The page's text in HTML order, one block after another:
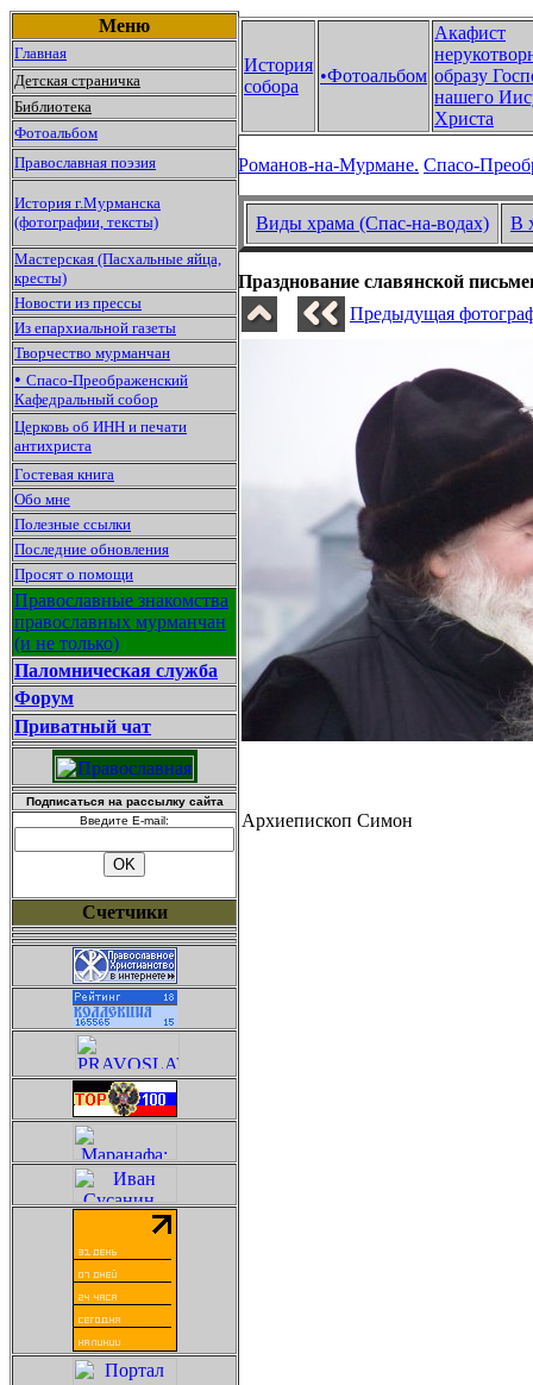
Меню
Главная
Детская страничка
Библиотека
Фотоальбом
Православная поэзия
История г.Мурманска
(фотографии, тексты)
Мастерская (Пасхальные яйца,
кресты)
Новости из прессы
Из епархиальной газеты
Творчество мурманчан
• Спасо-Преображенский
Кафедральный собор
Церковь об ИНН и печати
антихриста
Гостевая книга
Обо мне
Полезные ссылки
Последние обновления
Просят о помощи
Православные знакомства
православных мурманчан
(и не только)
Паломническая служба
Форум
Приватный чат
Подписаться на рассылку сайта
Введите E-mail:
Счетчики
История
собора
•Фотоальбом
Акафист
образу
нашего
Христа
Романов-на-Мурмане. Спасо-
Виды храма (Спас-на-водах) В
Празднование славянской
Предыдущая
Архиепископ Симон